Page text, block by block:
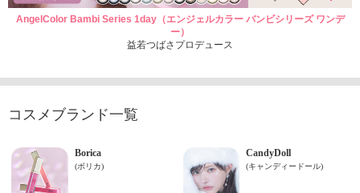
AngelColor Bambi Series 1day（エンジェルカラー バンビシリーズ ワンデ
ー）
益若つばさプロデュース
コスメブランド一覧